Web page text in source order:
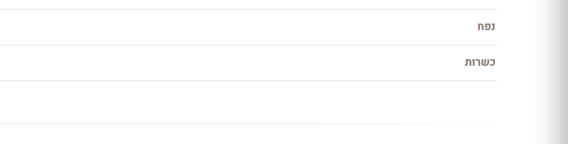
נפח
כשרות